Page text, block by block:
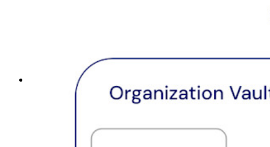
Utforska alla verktyg och funktioner